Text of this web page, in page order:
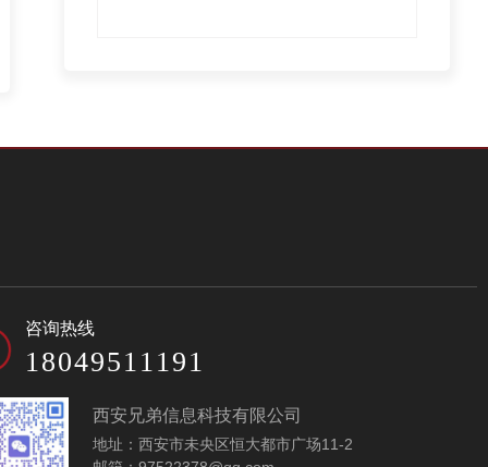
咨询热线
18049511191
西安兄弟信息科技有限公司
地址：西安市未央区恒大都市广场11-2